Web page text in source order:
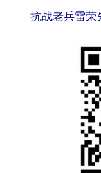
抗战老兵雷荣